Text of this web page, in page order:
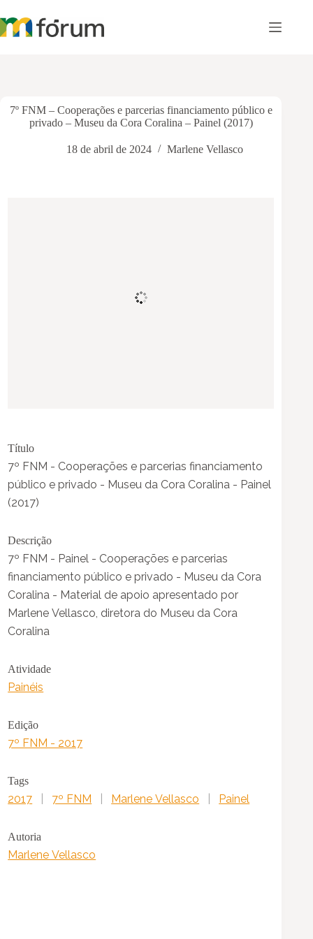
para
o
7º FNM – Cooperações e parcerias financiamento público e
privado – Museu da Cora Coralina – Painel (2017)
18 de abril de 2024 Marlene Vellasco
Título
7º FNM - Cooperações e parcerias financiamento
público e privado - Museu da Cora Coralina - Painel
(2017)
Descrição
7º FNM - Painel - Cooperações e parcerias
financiamento público e privado - Museu da Cora
Coralina - Material de apoio apresentado por
Marlene Vellasco, diretora do Museu da Cora
Coralina
Atividade
Painéis
Edição
7º FNM - 2017
Tags
2017 7º FNM Marlene Vellasco Painel
Autoria
Marlene Vellasco